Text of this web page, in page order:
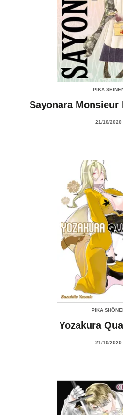
PIKA
Sayonara Monsieur
21/10/2020
PIKA
Yozakura
21/10/2020